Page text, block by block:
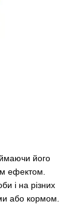
його
ефектом.
і на різних
або кормом.